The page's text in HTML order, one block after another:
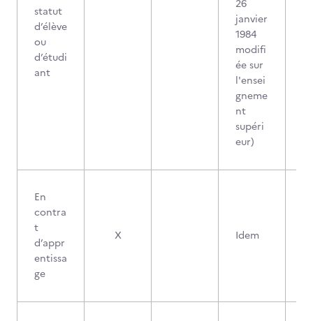
statut
d’élève
ou
d’étudi
ant
26
janvier
1984
modifi
ée sur
l'ensei
gneme
nt
supéri
eur)
En
contra
t
d’appr
entissa
ge
X Idem